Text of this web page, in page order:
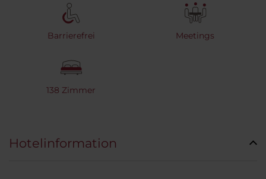
Barrierefrei Meetings
138 Zimmer
Hotelinformation